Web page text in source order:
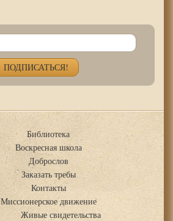
Библиотека
Воскресная школа
Доброслов
Заказать требы
Контакты
Миссионерское движение
Живые свидетельства